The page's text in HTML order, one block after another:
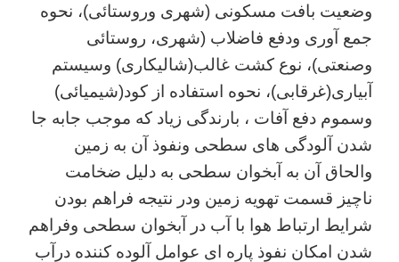
وضعیت بافت مسکونی (شهری وروستائی)، نحوه
جمع آوری ودفع فاضلاب (شهری، روستائی
وصنعتی)، نوع کشت غالب(شالیکاری) وسیستم
آبیاری(غرقابی)، نحوه استفاده از کود(شیمیائی)
وسموم دفع آفات ، بارندگی زیاد که موجب جابه جا
شدن آلودگی های سطحی ونفوذ آن به زمین
والحاق آن به آبخوان سطحی به دلیل ضخامت
ناچیز قسمت تهویه زمین ودر نتیجه فراهم بودن
شرایط ارتباط هوا با آب در آبخوان سطحی وفراهم
شدن امکان نفوذ پاره ای عوامل آلوده کننده درآب